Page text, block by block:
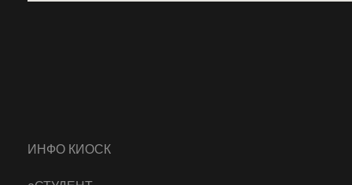
ИНФО КИОСК